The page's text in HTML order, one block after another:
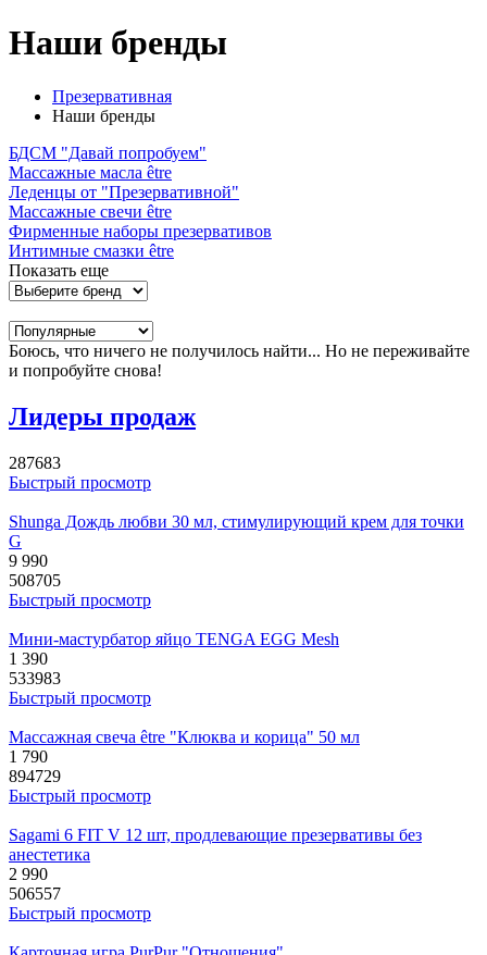
Наши бренды
Презервативная
Наши бренды
БДСМ "Давай попробуем"
Массажные масла être
Леденцы от "Презервативной"
Массажные свечи être
Фирменные наборы презервативов
Интимные смазки être
Показать еще
Боюсь, что ничего не получилось найти... Но не переживайте
и попробуйте снова!
Лидеры продаж
287683
Быстрый просмотр
Shunga Дождь любви 30 мл, стимулирующий крем для точки
G
9 990
508705
Быстрый просмотр
Мини-мастурбатор яйцо TENGA EGG Mesh
1 390
533983
Быстрый просмотр
Массажная свеча être "Клюква и корица" 50 мл
1 790
894729
Быстрый просмотр
Sagami 6 FIT V 12 шт, продлевающие презервативы без
анестетика
2 990
506557
Быстрый просмотр